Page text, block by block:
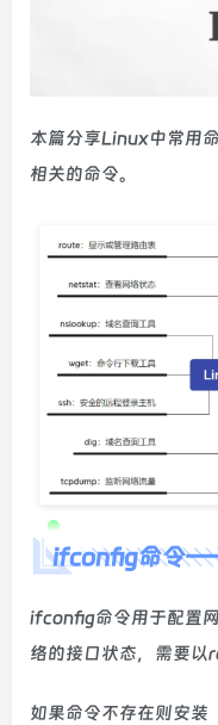
本篇分享Linux中常用
相关的命令。
ifconfig命令
ifconfig命令用于配置
络的接口状态，需要以
如果命令不存在则安装